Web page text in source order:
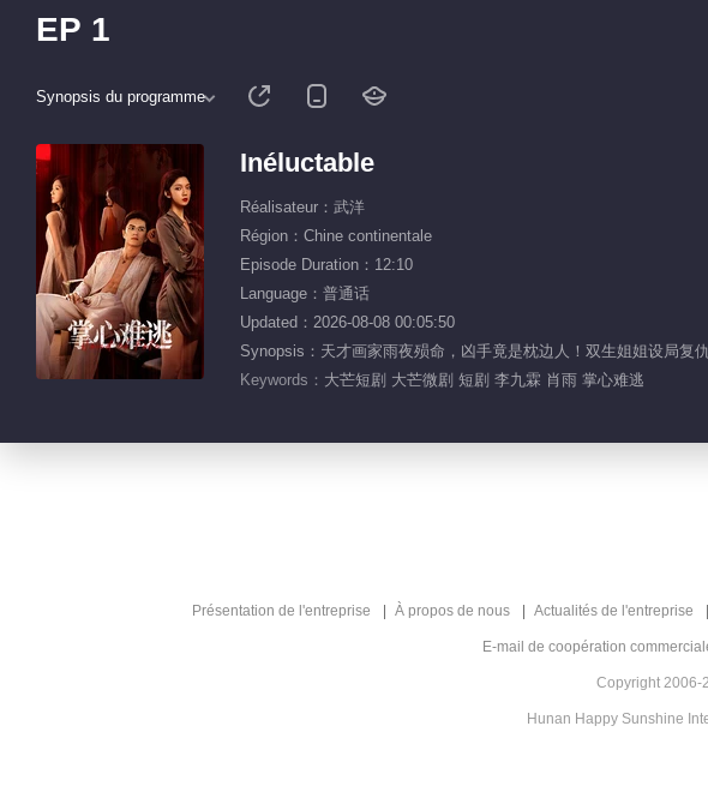
EP 1
Synopsis du programme
Inéluctable
Réalisateur：武洋
Région：Chine continentale
Episode Duration：12:10
Language：普通话
Updated：2026-08-08 00:05:50
Synopsis：天才画家雨夜殒命，凶手竟是枕边人！双生姐姐设局复
Keywords： 大芒短剧 大芒微剧 短剧 李九霖 肖雨 掌心难逃
Présentation de l'entreprise À propos de nous Actualités de l'entreprise
E-mail de coopération
Copyright 2006-
Hunan Happy Sunshine